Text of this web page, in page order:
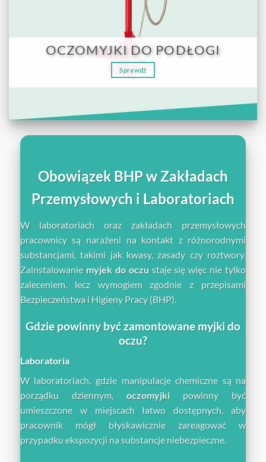
OCZOMYJKI DO PODŁOGI
Sprawdź
Obowiązek BHP w Zakładach
Przemysłowych i Laboratoriach
W laboratoriach oraz zakładach przemysłowych
pracownicy są narażeni na kontakt z różnorodnymi
substancjami, takimi jak kwasy, zasady czy roztwory.
Zainstalowanie myjek do oczustaje się więc nie tylko
zaleceniem, lecz wymogiem zgodnie z przepisami
Bezpieczeństwa i Higieny Pracy (BHP).
Gdzie powinny być zamontowane myjki do
oczu?
Laboratoria
W laboratoriach, gdzie manipulacje chemiczne są na
porządku dziennym, oczomyjki powinny być
umieszczone w miejscach łatwo dostępnych, aby
pracownik mógł błyskawicznie zareagować w
przypadku ekspozycji na substancje niebezpieczne.